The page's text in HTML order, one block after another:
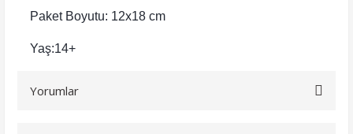
Paket Boyutu: 12x18 cm
Yaş:14+
Yorumlar